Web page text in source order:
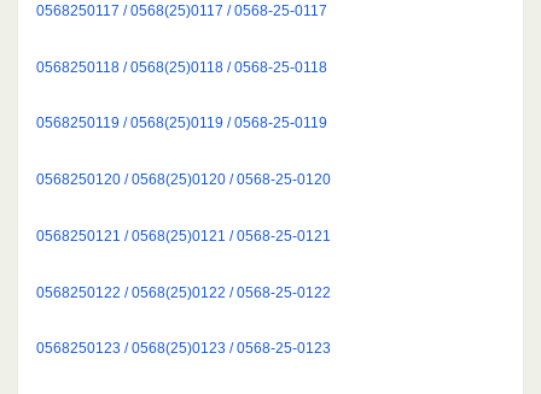
0568250117 / 0568(25)0117 / 0568-25-0117
0568250118 / 0568(25)0118 / 0568-25-0118
0568250119 / 0568(25)0119 / 0568-25-0119
0568250120 / 0568(25)0120 / 0568-25-0120
0568250121 / 0568(25)0121 / 0568-25-0121
0568250122 / 0568(25)0122 / 0568-25-0122
0568250123 / 0568(25)0123 / 0568-25-0123